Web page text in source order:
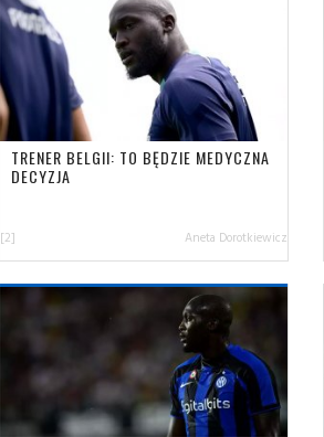
TRENER BELGII: TO BĘDZIE MEDYCZNA
DECYZJA
[2] Aneta Dorotkiewicz